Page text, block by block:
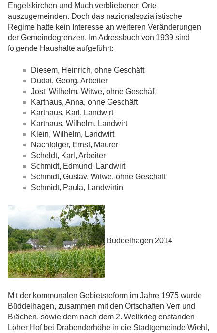
Engelskirchen und Much verbliebenen Orte
auszugemeinden. Doch das nazionalsozialistische
Regime hatte kein Interesse an weiteren Veränderungen
der Gemeindegrenzen. Im Adressbuch von 1939 sind
folgende Haushalte aufgeführt:
Diesem, Heinrich, ohne Geschäft
Dudat, Georg, Arbeiter
Jost, Wilhelm, Witwe, ohne Geschäft
Karthaus, Anna, ohne Geschäft
Karthaus, Karl, Landwirt
Karthaus, Wilhelm, Landwirt
Klein, Wilhelm, Landwirt
Nachfolger, Ernst, Maurer
Scheldt, Karl, Arbeiter
Schmidt, Edmund, Landwirt
Schmidt, Gustav, Witwe, ohne Geschäft
Schmidt, Paula, Landwirtin
Büddelhagen 2014
Mit der kommunalen Gebietsreform im Jahre 1975 wurde
Büddelhagen, zusammen mit den Ortschaften Verr und
Brächen, sowie dem nach dem 2. Weltkrieg enstanden
Löher Hof bei Drabenderhöhe in die Stadtgemeinde Wiehl,